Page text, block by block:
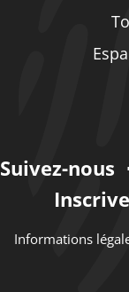
Suivez-nous
Informations